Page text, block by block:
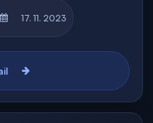
17. 11. 2023